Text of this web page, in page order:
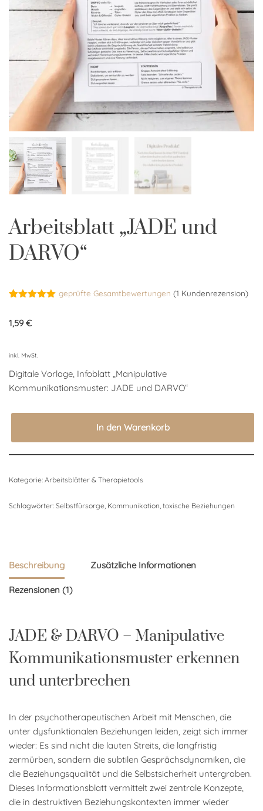
Arbeitsblatt „JADE und
DARVO“
von 5,
geprüfte Gesamtbewertungen (1 Kundenrezension)
1,59€
inkl. MwSt.
Digitale Vorlage, Infoblatt „Manipulative
Kommunikationsmuster: JADE und DARVO“
In den Warenkorb
Kategorie: Arbeitsblätter & Therapietools
Schlagwörter: Selbstfürsorge Kommunikation toxische Beziehungen
Beschreibung Zusätzliche Informationen
Rezensionen (1)
JADE & DARVO – Manipulative
Kommunikationsmuster erkennen
und unterbrechen
In der psychotherapeutischen Arbeit mit Menschen, die
unter dysfunktionalen Beziehungen leiden, zeigt sich immer
wieder: Es sind nicht die lauten Streits, die langfristig
zermürben, sondern die subtilen Gesprächsdynamiken, die
die Beziehungsqualität und die Selbstsicherheit untergraben.
Dieses Informationsblatt vermittelt zwei zentrale Konzepte,
die in destruktiven Beziehungskontexten immer wieder